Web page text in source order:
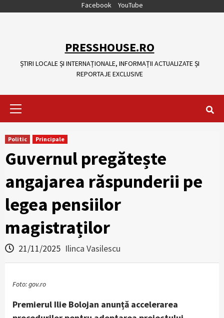
Facebook YouTube
PRESSHOUSE.RO
ȘTIRI LOCALE ȘI INTERNAȚIONALE, INFORMAȚII ACTUALIZATE ȘI
REPORTAJE EXCLUSIVE
Politic Principale
Guvernul pregătește
angajarea răspunderii pe
legea pensiilor
magistraților
21/11/2025 Ilinca Vasilescu
Foto: gov.ro
Premierul Ilie Bolojan anunță accelerarea